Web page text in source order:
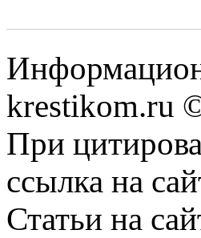
krestikom.ru
При
ссылка на
Статьи на